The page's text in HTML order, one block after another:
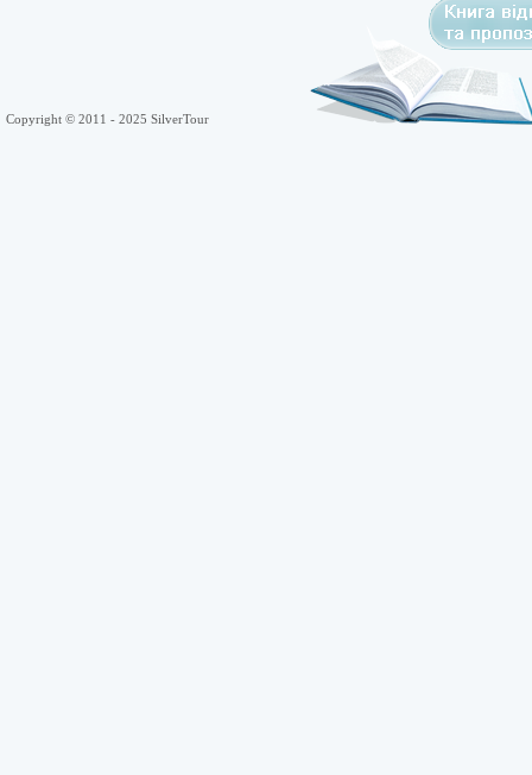
Copyright © 2011 - 2025 SilverTour